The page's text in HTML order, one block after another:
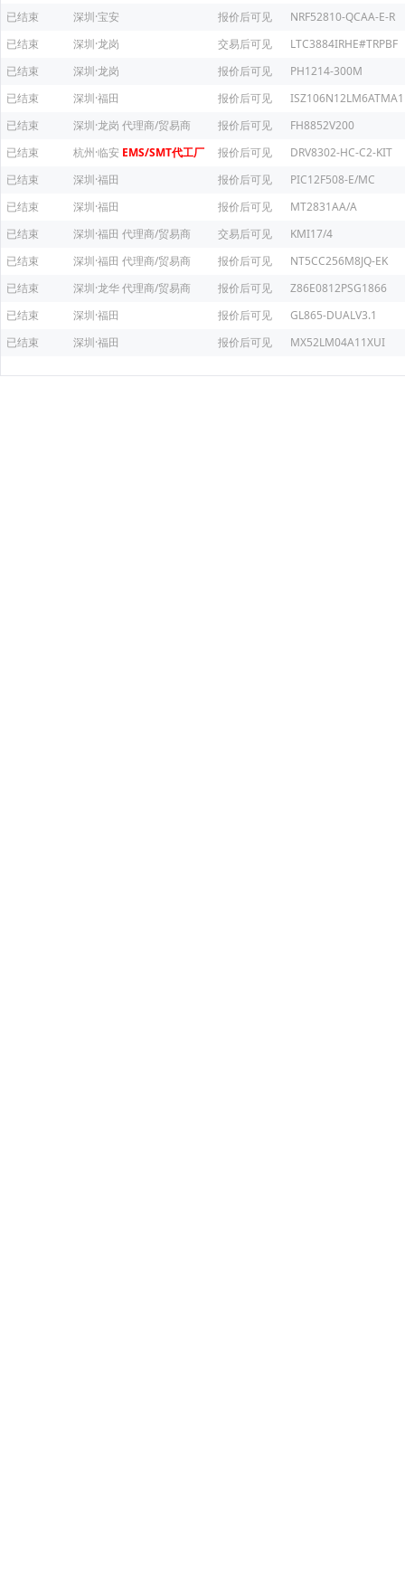
已结束
深圳·宝安 报价后可见
NRF52810-QCAA-E-R
已结束
深圳·龙岗 交易后可见
LTC3884IRHE#TRPBF
已结束
深圳·龙岗 报价后可见
PH1214-300M
已结束
深圳·福田 报价后可见
ISZ106N12LM6ATMA1
已结束
深圳·龙岗 代理商/贸易商 报价后可见
FH8852V200
已结束
杭州·临安 EMS/SMT代工厂 报价后可见
DRV8302-HC-C2-KIT
已结束
深圳·福田 报价后可见
PIC12F508-E/MC
已结束
深圳·福田 报价后可见
MT2831AA/A
已结束
深圳·福田 代理商/贸易商 交易后可见
KMI17/4
已结束
深圳·福田 代理商/贸易商 报价后可见
NT5CC256M8JQ-EK
已结束
深圳·龙华代理商/贸易商 报价后可见
Z86E0812PSG1866
已结束
深圳·福田 报价后可见
GL865-DUALV3.1
已结束
深圳·福田 报价后可见 MX52LM04A11XUI